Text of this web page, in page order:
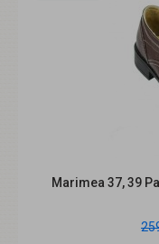
Pantofi dama Bej
Descriere:
Marimea 37, 39